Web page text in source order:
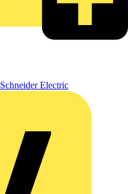
Schneider Electric